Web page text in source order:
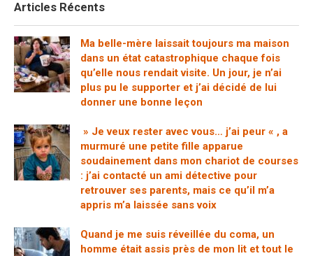
Articles Récents
Ma belle-mère laissait toujours ma maison
dans un état catastrophique chaque fois
qu’elle nous rendait visite. Un jour, je n’ai
plus pu le supporter et j’ai décidé de lui
donner une bonne leçon
» Je veux rester avec vous… j’ai peur « , a
murmuré une petite fille apparue
soudainement dans mon chariot de courses
: j’ai contacté un ami détective pour
retrouver ses parents, mais ce qu’il m’a
appris m’a laissée sans voix
Quand je me suis réveillée du coma, un
homme était assis près de mon lit et tout le